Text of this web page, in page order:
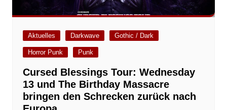
Aktuelles Darkwave Gothic / Dark
Horror Punk Punk
Cursed Blessings Tour: Wednesday
13 und The Birthday Massacre
bringen den Schrecken zurück nach